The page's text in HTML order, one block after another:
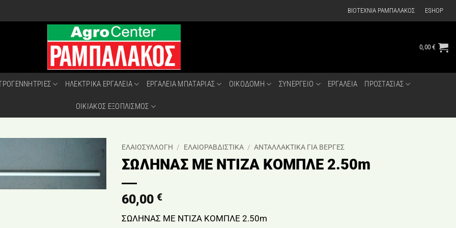
ΒΙΟΤΕΧΝΙΑ ΡΑΜΠΑΛΑΚΟΣ ESHOP
0,00€
ΗΛΕΚΤΡΙΚΑ ΕΡΓΑΛΕΙΑ ΕΡΓΑΛΕΙΑ ΜΠΑΤΑΡΙΑΣ ΟΙΚΟΔΟΜΗ ΣΥΝΕΡΓΕΙΟ ΕΡΓΑΛΕΙΑ ΠΡΟΣΤΑΣΙΑΣ
ΟΙΚΙΑΚΟΣ ΕΞΟΠΛΙΣΜΟΣ
ΕΛΑΙΟΣΥΛΛΟΓΗ / ΕΛΑΙΟΡΑΒΔΙΣΤΙΚΑ / ΑΝΤΑΛΛΑΚΤΙΚΑ ΓΙΑ ΒΕΡΓΕΣ
ΣΩΛΗΝΑΣ ΜΕ ΝΤΙΖΑ ΚΟΜΠΛΕ 2.50m
60,00 €
ΣΩΛΗΝΑΣ ΜΕ ΝΤΙΖΑ ΚΟΜΠΛΕ 2.50m